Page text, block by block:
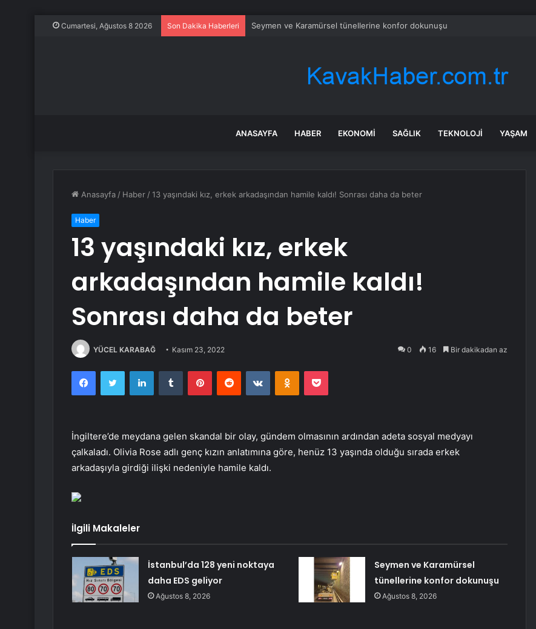
Cumartesi, Ağustos 8 2026 Son Dakika Haberleri Seymen ve Karamürsel tünellerine konfor dokunuşu
ANASAYFA HABER EKONOMI SAĞLIK TEKNOLOJI YAŞAM
Anasayfa / Haber /13 yaşındaki kız, erkek arkadaşından hamile kaldı! Sonrası daha da beter
Haber
13 yaşındaki kız, erkek
arkadaşından hamile kaldı!
Sonrası daha da beter
YÜCEL KARABAĞ Kasım 23, 2022 0 16 Bir dakikadan az
FacebookTwitter LinkedInTumblr PinterestReddit VKontakteOdnoklassniki
Pocket
İngiltere’de meydana gelen skandal bir olay, gündem olmasının ardından adeta sosyal medyayı
çalkaladı. Olivia Rose adlı genç kızın anlatımına göre, henüz 13 yaşında olduğu sırada erkek
arkadaşıyla girdiği ilişki nedeniyle hamile kaldı.
İlgili Makaleler
İstanbul’da 128 yeni noktaya
daha EDS geliyor
Ağustos 8, 2026
Seymen ve Karamürsel
tünellerine konfor dokunuşu
Ağustos 8, 2026